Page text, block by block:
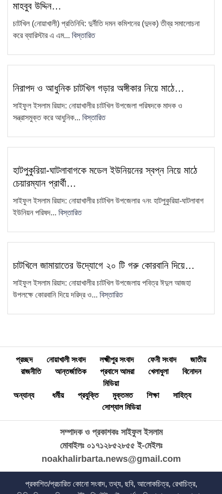
8
ফেসবুকে ফেইক আইডি দিয়ে আনিছ
10
সাংবাদিক কামরুল কাননের বিরুদ্ধে
ফেসবুকে অপপ্রচার, থানায় অভিযোগ
11
প্রতিবাদ—ধান পুড়িয়ে দেওয়ার কর্মসূচি
12
গ্রেফতার করেছে চাটখিলে থানা পুলিশ
13
কমিটি গঠন
15
"দুদক একটি অকার্যকর ও দুর্নীতিগ্রস্ত
প্রতিষ্ঠান"—ব্যারিস্টার মাহবুব উদ্দিন
খোকন
মাহবুব উদ্দিন…
চাটখিল (নোয়াখালী) প্রতিনিধি: দুর্নীতি দমন কমিশনের (দুদক) তীব্র সমালোচনা
করে ব্যারিস্টার এ এম... বিস্তারিত
নিরাপদ ও আধুনিক চাটখিল গড়ার অঙ্গীকার নিয়ে মাঠে…
সাইফুল ইসলাম রিয়াদ: নোয়াখালীর চাটখিল উপজেলা পরিষদকে মাদক ও
সন্ত্রাসমুক্ত করে আধুনিক... বিস্তারিত
হাটপুকুরিয়া-ঘাটলাবাগকে মডেল ইউনিয়নের স্বপ্ন নিয়ে মাঠে
চেয়ারম্যান প্রার্থী…
সাইফুল ইসলাম রিয়াদ: নোয়াখালীর চাটখিল উপজেলার ৭নং হাটপুকুরিয়া-ঘাটলাবাগ
ইউনিয়ন পরিষদ... বিস্তারিত
চাটখিলে জামায়াতের উদ্যোগে ২০ টি গরু কোরবানি দিয়ে…
সাইফুল ইসলাম রিয়াদ: নোয়াখালীর চাটখিল উপজেলায় পবিত্র ঈদুল আজহা
উপলক্ষে কোরবানি দিয়ে দরিদ্র ও... বিস্তারিত
প্রচ্ছদ নোয়াখালী সংবাদ লক্ষ্মীপুর সংবাদ ফেনী সংবাদ
জাতীয়
রাজনীতি
আন্তর্জাতিক প্রবাসে আমরা খেলাধুলা
বিনোদন
মিডিয়া
অন্যান্য
ধর্মীয় প্রযুক্তি মুক্তমত শিক্ষা
সাহিত্য
সোশ্যাল মিডিয়া
সম্পাদক ও প্রকাশকঃ সাইফুল ইসলাম
মোবাইলঃ ০১৭১২৮৫২৮৫৫ ই-মেইলঃ
noakhalirbarta.news@gmail.com
প্রকাশিত/প্রচারিত কোনো সংবাদ, তথ্য, ছবি, আলোকচিত্র, রেখাচিত্র,